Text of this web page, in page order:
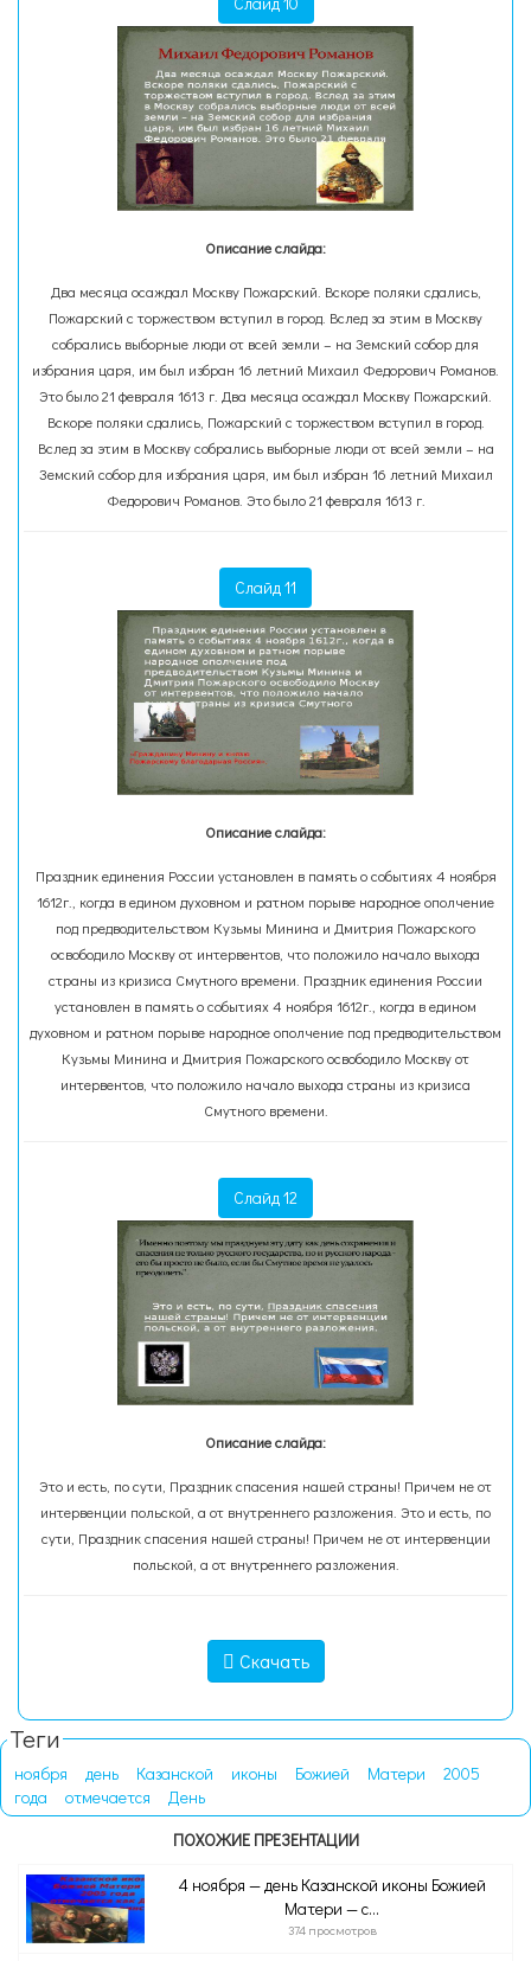
Описание слайда:
Два месяца осаждал Москву Пожарский. Вскоре поляки сдались,
Пожарский с торжеством вступил в город. Вслед за этим в Москву
собрались выборные люди от всей земли – на Земский собор для
избрания царя, им был избран 16 летний Михаил Федорович Романов.
Это было 21 февраля 1613 г. Два месяца осаждал Москву Пожарский.
Вскоре поляки сдались, Пожарский с торжеством вступил в город.
Вслед за этим в Москву собрались выборные люди от всей земли – на
Земский собор для избрания царя, им был избран 16 летний Михаил
Федорович Романов. Это было 21 февраля 1613 г.
Слайд 11
Описание слайда:
Праздник единения России установлен в память о событиях 4 ноября
1612г., когда в едином духовном и ратном порыве народное ополчение
под предводительством Кузьмы Минина и Дмитрия Пожарского
освободило Москву от интервентов, что положило начало выхода
страны из кризиса Смутного времени. Праздник единения России
установлен в память о событиях 4 ноября 1612г., когда в едином
духовном и ратном порыве народное ополчение под предводительством
Кузьмы Минина и Дмитрия Пожарского освободило Москву от
интервентов, что положило начало выхода страны из кризиса
Смутного времени.
Слайд 12
Описание слайда:
Это и есть, по сути, Праздник спасения нашей страны! Причем не от
интервенции польской, а от внутреннего разложения. Это и есть, по
сути, Праздник спасения нашей страны! Причем не от интервенции
польской, а от внутреннего разложения.
Скачать
Теги
ноября день Казанской иконы Божией Матери
2005
года
отмечается
День
ПОХОЖИЕ ПРЕЗЕНТАЦИИ
4 ноября — день Казанской иконы Божией
Матери — с...
374 просмотров